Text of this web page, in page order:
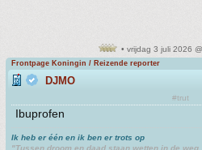
• vrijdag 3 juli 2026
Frontpage Koningin / Reizende reporter
DJMO
#trut
Ibuprofen
Ik heb er één en ik ben er trots op